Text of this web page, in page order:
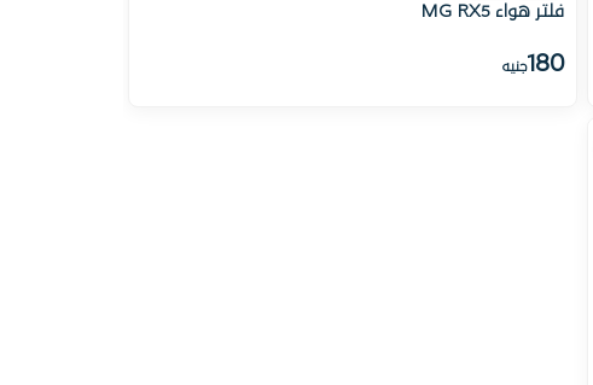
فلتر هواء MG RX5
180جنيه